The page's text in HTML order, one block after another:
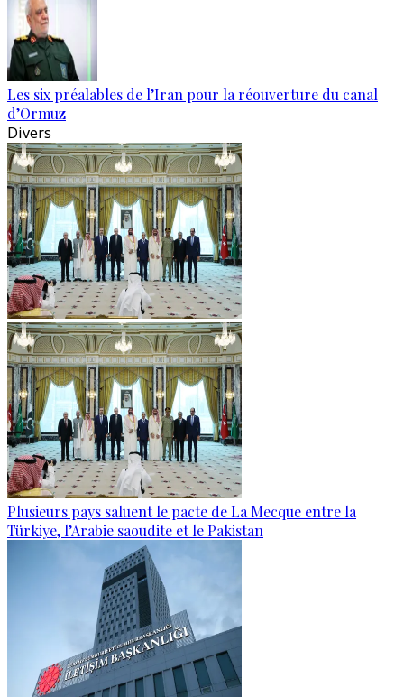
Les six préalables de l’Iran pour la réouverture du canal
d’Ormuz
Divers
Plusieurs pays saluent le pacte de La Mecque entre la
Türkiye, l’Arabie saoudite et le Pakistan